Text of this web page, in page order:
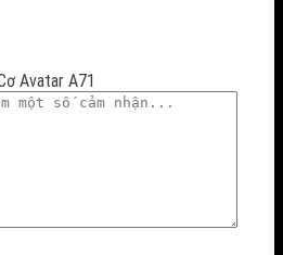
Avatar A71